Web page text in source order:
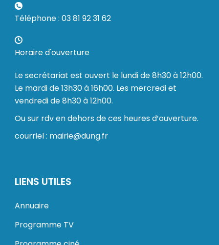
Téléphone : 03 81 92 31 62
Horaire d'ouverture
Le secrétariat est ouvert le lundi de 8h30 à 12h00.
Le mardi de 13h30 à 16h00. Les mercredi et
vendredi de 8h30 à 12h00.
Ou sur rdv en dehors de ces heures d’ouverture.
courriel : mairie@dung.fr
LIENS UTILES
Annuaire
Programme TV